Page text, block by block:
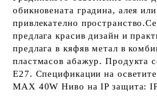
обикновената градина, алея
привлекателно
предлага красив дизайн и
предлага в кяфяв метал в
пластмасов абажур. Продукта
Е27. Спецификации на
MAX 40W Ниво на IP защита: